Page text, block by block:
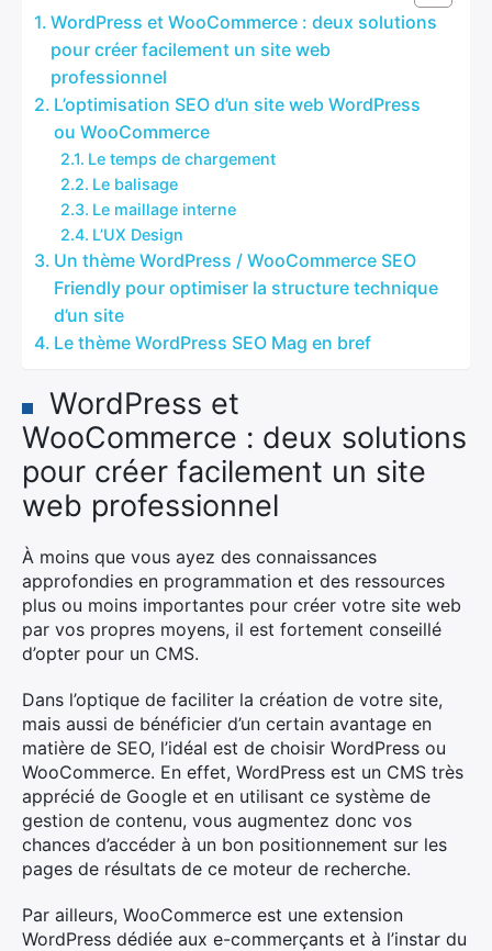
WordPress et WooCommerce : deux solutions
pour créer facilement un site web
professionnel
L’optimisation SEO d’un site web WordPress
ou WooCommerce
Le temps de chargement
Le balisage
Le maillage interne
L’UX Design
Un thème WordPress / WooCommerce SEO
Friendly pour optimiser la structure technique
d’un site
Le thème WordPress SEO Mag en bref
WordPress et
WooCommerce : deux solutions
pour créer facilement un site
web professionnel
À moins que vous ayez des connaissances
approfondies en programmation et des ressources
plus ou moins importantes pour créer votre site web
par vos propres moyens, il est fortement conseillé
d’opter pour un CMS.
Dans l’optique de faciliter la création de votre site,
mais aussi de bénéficier d’un certain avantage en
matière de SEO, l’idéal est de choisir WordPress ou
WooCommerce. En effet, WordPress est un CMS très
apprécié de Google et en utilisant ce système de
gestion de contenu, vous augmentez donc vos
chances d’accéder à un bon positionnement sur les
pages de résultats de ce moteur de recherche.
Par ailleurs, WooCommerce est une extension
WordPress dédiée aux e-commerçants et à l’instar du